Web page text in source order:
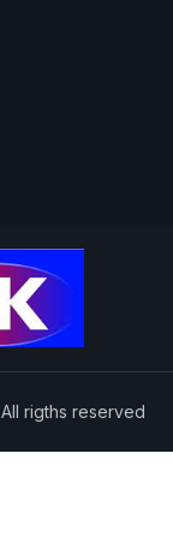
rigths reserved